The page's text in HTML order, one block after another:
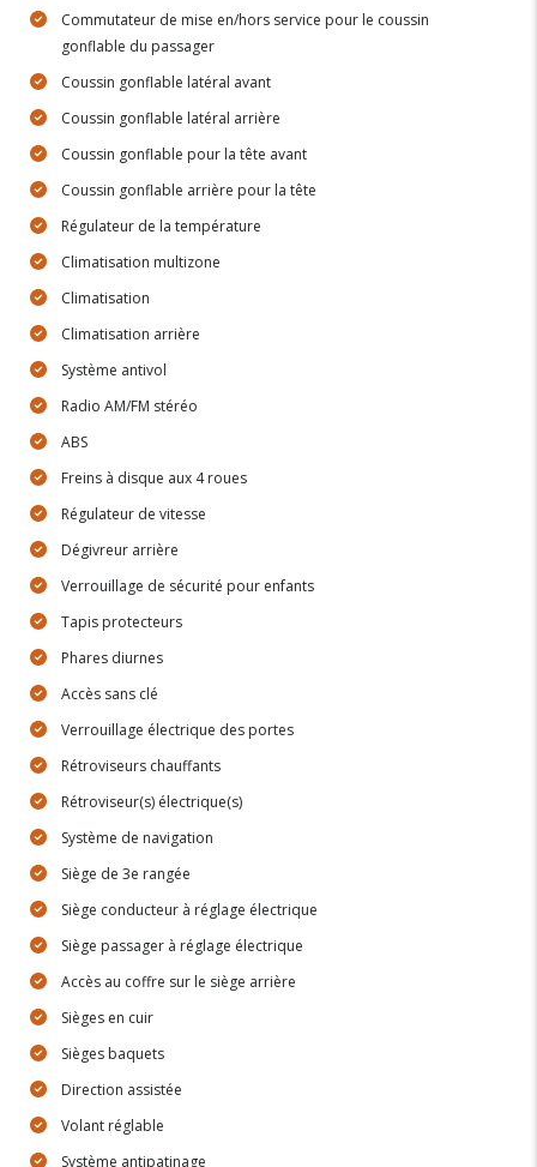
Commutateur de mise en/hors service pour le coussin
gonflable du passager
Coussin gonflable latéral avant
Coussin gonflable latéral arrière
Coussin gonflable pour la tête avant
Coussin gonflable arrière pour la tête
Régulateur de la température
Climatisation multizone
Climatisation
Climatisation arrière
Système antivol
Radio AM/FM stéréo
ABS
Freins à disque aux 4 roues
Régulateur de vitesse
Dégivreur arrière
Verrouillage de sécurité pour enfants
Tapis protecteurs
Phares diurnes
Accès sans clé
Verrouillage électrique des portes
Rétroviseurs chauffants
Rétroviseur(s) électrique(s)
Système de navigation
Siège de 3e rangée
Siège conducteur à réglage électrique
Siège passager à réglage électrique
Accès au coffre sur le siège arrière
Sièges en cuir
Sièges baquets
Direction assistée
Volant réglable
Système antipatinage